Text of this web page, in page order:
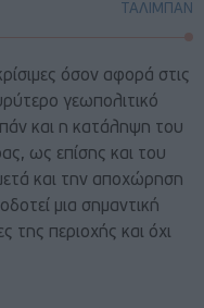
ΤΑΛΙΜΠΑΝ
όσον αφορά στις
γεωπολιτικό
και η κατάληψη του
ως επίσης και του
και την αποχώρηση
μια σημαντική
της περιοχής και όχι